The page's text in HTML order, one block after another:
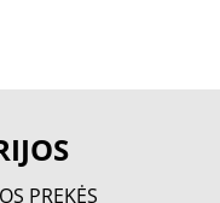
PREKĖS